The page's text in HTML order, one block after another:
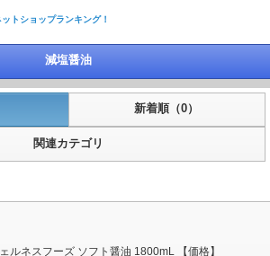
ットショップランキング！
減塩醤油
新着順（0）
関連カテゴリ
ルネスフーズ ソフト醤油 1800mL 【価格】